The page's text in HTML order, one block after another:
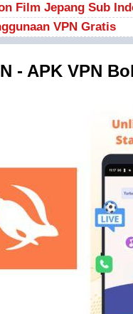
Film Jepang Sub
VPN Gratis
- APK VPN